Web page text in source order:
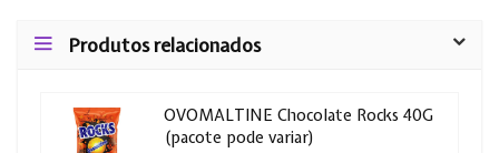
Produtos relacionados
OVOMALTINE Chocolate Rocks 40G
(pacote pode variar)